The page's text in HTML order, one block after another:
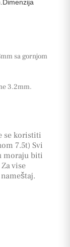
sa gornjom
3.2mm.
se koristiti
7.5t) Svi
moraju biti
vise